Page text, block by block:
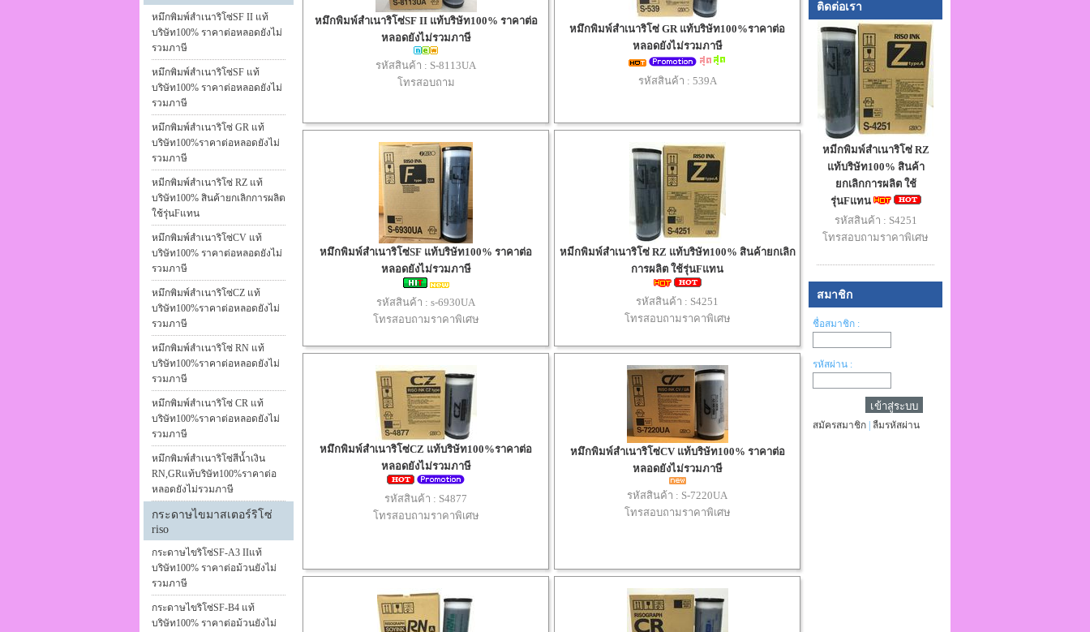
หมึกพิมพ์สำเนาริโซ่SF II แท้
บริษัท100% ราคาต่อหลอดยังไม่
รวมภาษี
หมึกพิมพ์สำเนาริโซ่SF แท้
บริษัท100% ราคาต่อหลอดยังไม่
รวมภาษี
หมึกพิมพ์สำเนาริโซ่ GR แท้
บริษัท100%ราคาต่อหลอดยังไม่
รวมภาษี
หมีกพิมพ์สำเนาริโซ่ RZ แท้
บริษัท100% สินค้ายกเลิกการผลิต
ใช้รุ่นFแทน
หมึกพิมพ์สำเนาริโซ่CV แท้
บริษัท100% ราคาต่อหลอดยังไม่
รวมภาษี
หมึกพิมพ์สำเนาริโซ่CZ แท้
บริษัท100%ราคาต่อหลอดยังไม่
รวมภาษี
หมึกพิมพ์สำเนาริโซ่ RN แท้
บริษัท100%ราคาต่อหลอดยังไม่
รวมภาษี
หมึกพิมพ์สำเนาริโซ่ CR แท้
บริษัท100%ราคาต่อหลอดยังไม่
รวมภาษี
หมึกพิมพ์สำเนาริโซ่สีน้ำเงิน
RN,GRแท้บริษัท100%ราคาต่อ
หลอดยังไม่รวมภาษี
กระดาษไขมาสเตอร์ริโซ่
riso
กระดาษไขริโซ่SF-A3 IIแท้
บริษัท100% ราคาต่อม้วนยังไม่
รวมภาษี
กระดาษไขริโซ่SF-B4 แท้
บริษัท100% ราคาต่อม้วนยังไม่
หมึกพิมพ์สำเนาริโซ่SF II แท้บริษัท100% ราคาต่อ
หลอดยังไม่รวมภาษี
รหัสสินค้า : S-8113UA
โทรสอบถาม
หมึกพิมพ์สำเนาริโซ่ GR แท้บริษัท100%ราคาต่อ
หลอดยังไม่รวมภาษี
รหัสสินค้า : 539A
หมึกพิมพ์สำเนาริโซ่SF แท้บริษัท100% ราคาต่อ
หลอดยังไม่รวมภาษี
รหัสสินค้า : s-6930UA
โทรสอบถามราคาพิเศษ
หมีกพิมพ์สำเนาริโซ่ RZ แท้บริษัท100% สินค้ายกเลิก
การผลิต ใช้รุ่นFแทน
รหัสสินค้า : S4251
โทรสอบถามราคาพิเศษ
หมึกพิมพ์สำเนาริโซ่CZ แท้บริษัท100%ราคาต่อ
หลอดยังไม่รวมภาษี
รหัสสินค้า : S4877
โทรสอบถามราคาพิเศษ
หมึกพิมพ์สำเนาริโซ่CV แท้บริษัท100% ราคาต่อ
หลอดยังไม่รวมภาษี
รหัสสินค้า : S-7220UA
โทรสอบถามราคาพิเศษ
ติดต่อเรา
หมีกพิมพ์สำเนาริโซ่ RZ
แท้บริษัท100% สินค้า
ยกเลิกการผลิต ใช้
รุ่นFแทน
รหัสสินค้า : S4251
โทรสอบถามราคาพิเศษ
สมาชิก
ชื่อสมาชิก :
รหัสผ่าน :
สมัครสมาชิก ลืมรหัสผ่าน